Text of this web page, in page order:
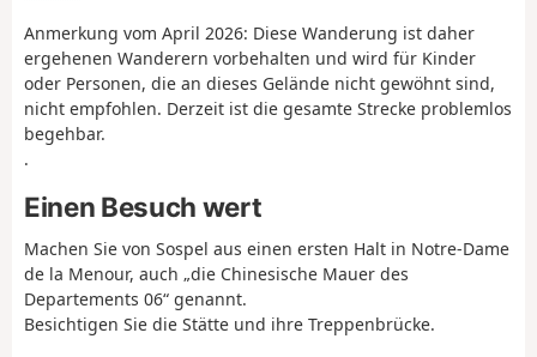
Anmerkung vom April 2026: Diese Wanderung ist daher
ergehenen Wanderern vorbehalten und wird für Kinder
oder Personen, die an dieses Gelände nicht gewöhnt sind,
nicht empfohlen. Derzeit ist die gesamte Strecke problemlos
begehbar.
.
Einen Besuch wert
Machen Sie von Sospel aus einen ersten Halt in Notre-Dame
de la Menour, auch „die Chinesische Mauer des
Departements 06“ genannt.
Besichtigen Sie die Stätte und ihre Treppenbrücke.